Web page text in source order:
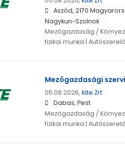
Aszód, 2170
Nagykun-Szolnok
Mezőgazdaság /
fizikai munka |
Mezőgazdasági
05.08.2026, Kite Zrt
Dabas, Pest
Mezőgazdaság /
fizikai munka |